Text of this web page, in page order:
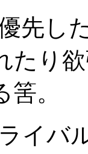
先し
たり
。
イバ